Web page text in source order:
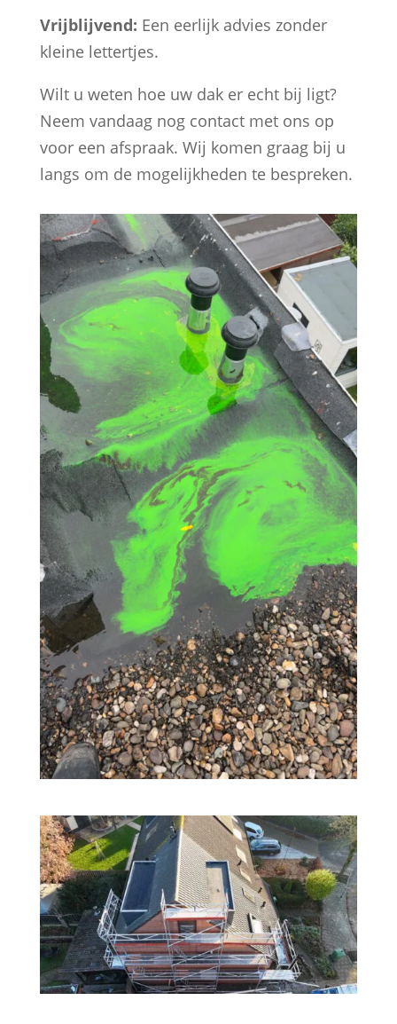
Vrijblijvend: Een eerlijk advies zonder
kleine lettertjes.
Wilt u weten hoe uw dak er echt bij ligt?
Neem vandaag nog contact met ons op
voor een afspraak. Wij komen graag bij u
langs om de mogelijkheden te bespreken.